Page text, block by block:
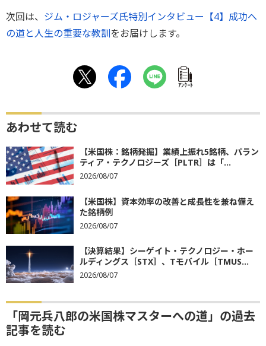
次回は、 ジム・ロジャーズ氏特別インタビュー【4】成功へ
の道と人生の重要な教訓をお届けします。
ｱﾝｹｰﾄ
あわせて読む
【米国株：銘柄発掘】業績上振れ5銘柄、パラン
ティア・テクノロジーズ［PLTR］は「...
2026/08/07
【米国株】資本効率の改善と成長性を兼ね備え
た銘柄例
2026/08/07
【決算結果】シーゲイト・テクノロジー・ホー
ルディングス［STX］、Tモバイル［TMUS...
2026/08/07
「岡元兵八郎の米国株マスターへの道」の過去
記事を読む